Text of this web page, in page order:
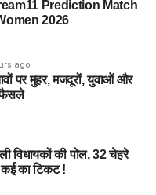
Prediction Match
2026
ago
पर मुहर, मजदूरों, युवाओं और
फैसले
विधायकों की पोल, 32 चेहरे
का टिकट !